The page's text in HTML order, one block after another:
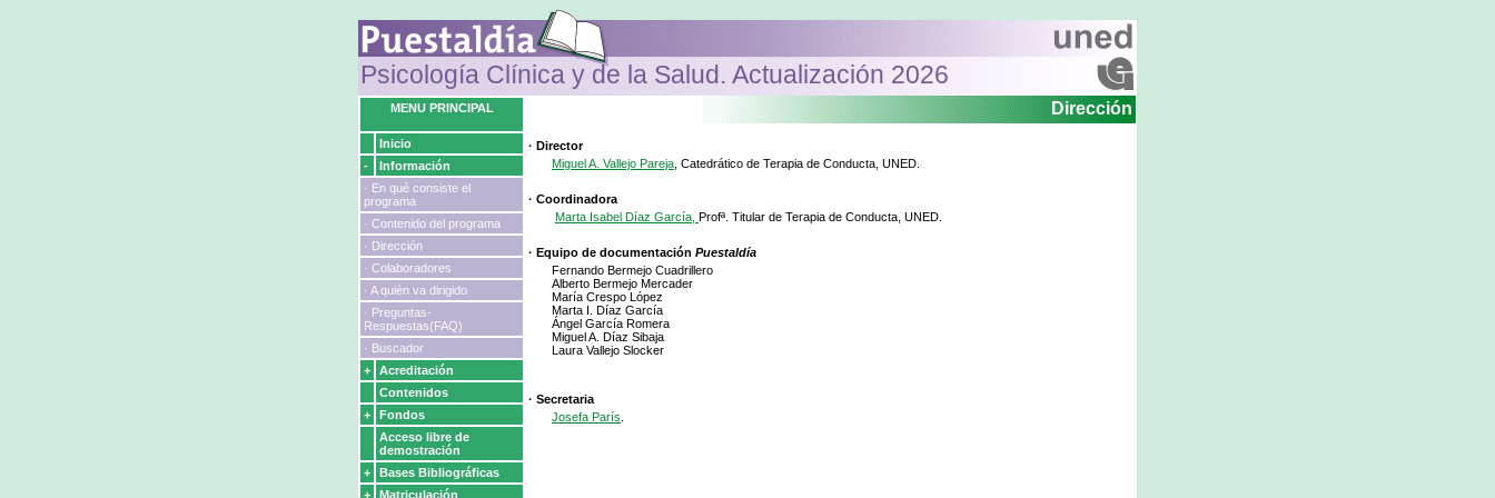
Psicología Clínica y de la Salud. Actualización 2026
MENU PRINCIPAL
Inicio
-
Información
· En qué consiste el
programa
· Contenido del programa
· Dirección
· Colaboradores
· A quién va dirigido
· Preguntas-
Respuestas(FAQ)
· Buscador
+
Acreditación
Contenidos
+
Fondos
Acceso libre de
demostración
+
Bases Bibliográficas
+
Matriculación
Dirección
· Director
Miguel A. Vallejo Pareja , Catedrático de Terapia de Conducta, UNED.
· Coordinadora
Marta Isabel Díaz García, Profª. Titular de Terapia de Conducta, UNED.
· Equipo de documentación Puestaldía
Fernando Bermejo Cuadrillero
Alberto Bermejo Mercader
María Crespo López
Marta I. Díaz García
Ángel García Romera
Miguel A. Díaz Sibaja
Laura Vallejo Slocker
· Secretaria
Josefa París